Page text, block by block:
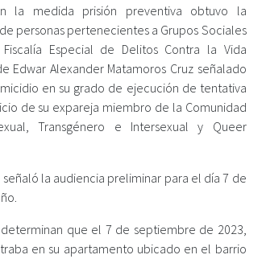
la medida prisión preventiva obtuvo la
personas pertenecientes a Grupos Sociales
Especial de Delitos Contra la Vida
Edwar Alexander Matamoros Cruz señalado
en su grado de ejecución de tentativa
de su expareja miembro de la Comunidad
Transgénero e Intersexual y Queer
la audiencia preliminar para el día 7 de
determinan que el 7 de septiembre de 2023,
en su apartamento ubicado en el barrio